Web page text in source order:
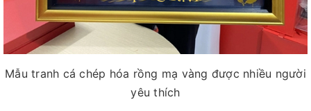
Mẫu tranh cá chép hóa rồng mạ vàng được nhiều người
yêu thích